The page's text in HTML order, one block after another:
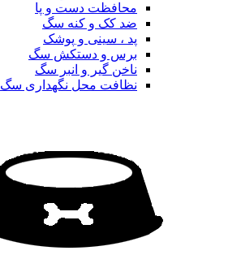
محافظت دست و پا
ضد کک و کنه سگ
پد ، سینی و پوشک
برس و دستکش سگ
ناخن گیر و انبر سگ
نظافت محل نگهداری سگ